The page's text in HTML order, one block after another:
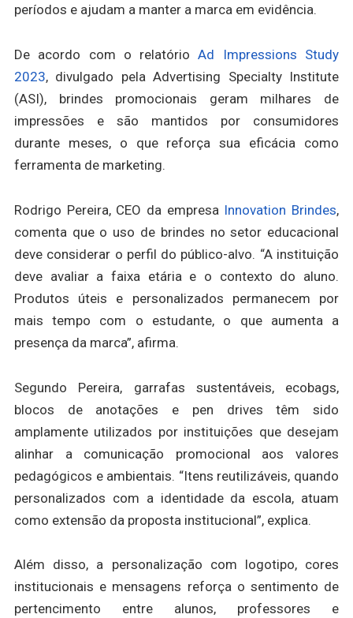
períodos e ajudam a manter a marca em evidência.
De acordo com o relatórioAd Impressions Study
2023, divulgado pela Advertising Specialty Institute
(ASI), brindes promocionais geram milhares de
impressões e são mantidos por consumidores
durante meses, o que reforça sua eficácia como
ferramenta de marketing.
Rodrigo Pereira, CEO da empresa Innovation Brindes,
comenta que o uso de brindes no setor educacional
deve considerar o perfil do público-alvo. “A instituição
deve avaliar a faixa etária e o contexto do aluno.
Produtos úteis e personalizados permanecem por
mais tempo com o estudante, o que aumenta a
presença da marca”, afirma.
Segundo Pereira, garrafas sustentáveis, ecobags,
blocos de anotações e pen drives têm sido
amplamente utilizados por instituições que desejam
alinhar a comunicação promocional aos valores
pedagógicos e ambientais. “Itens reutilizáveis, quando
personalizados com a identidade da escola, atuam
como extensão da proposta institucional”, explica.
Além disso, a personalização com logotipo, cores
institucionais e mensagens reforça o sentimento de
pertencimento entre alunos, professores e